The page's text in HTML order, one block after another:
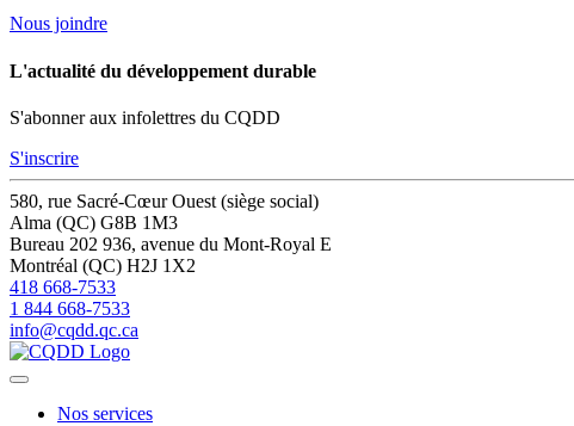
Nous joindre
L'actualité du développement durable
S'abonner aux infolettres du CQDD
S'inscrire
580, rue Sacré-Cœur Ouest (siège social)
Alma (QC) G8B 1M3
Bureau 202 936, avenue du Mont-Royal E
Montréal (QC) H2J 1X2
418 668-7533
1 844 668-7533
info@cqdd.qc.ca
Nos services